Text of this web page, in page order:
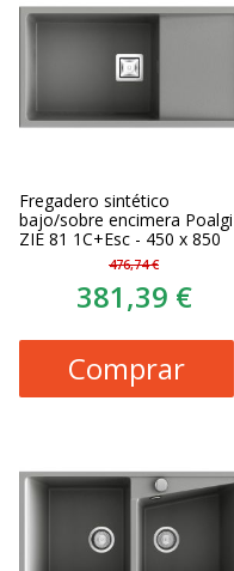
Fregadero sintético
bajo/sobre encimera Poalgi
ZIE 81 1C+Esc - 450 x 850
476,74 €
381,39 €
Comprar